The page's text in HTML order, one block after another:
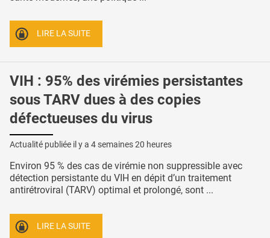
LIRE LA SUITE
VIH : 95% des virémies persistantes
sous TARV dues à des copies
défectueuses du virus
Actualité publiée il y a 4 semaines 20 heures
Environ 95 % des cas de virémie non suppressible avec
détection persistante du VIH en dépit d’un traitement
antirétroviral (TARV) optimal et prolongé, sont ...
LIRE LA SUITE